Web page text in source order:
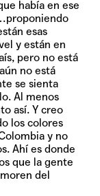
había en ese
esas
y están en
pero no está
no está
se sienta
Al menos
así. Y creo
los colores
y no
Ahí es donde
que la gente
del